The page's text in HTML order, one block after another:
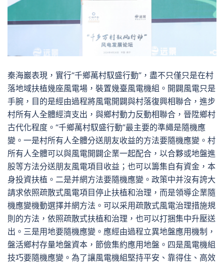
秦海巖表現，實行“千鄉萬村馭盛行動”，盡不只僅只是在村
落地域扶植幾座風電場，裝置幾臺風電機組。開闢風電只是
手腕，目的是經由過程將風電開闢與村落復興相聯合，進步
村所有人全體經濟支出，與鄉村動力反動相聯合，晉陞鄉村
古代化程度。“千鄉萬村馭盛行動”最主要的準繩是隨機應
變。一是村所有人全體分送朋友收益的方法要隨機應變。村
所有人全體可以與風電開闢企業一起配合，以合夥或地盤進
股等方法分送朋友風電項目收益；也可以籌集自有資金，本
身投資扶植。二是并網方法要隨機應變。政策中并沒有誇大
請求依照疏散式風電項目停止扶植和治理，而是領導企業隨
機應變機動選擇并網方法。可以采用疏散式風電治理措施規
則的方法，依照疏散式扶植和治理，也可以打捆集中升壓送
出。三是用地要隨機應變。應經由過程立異地盤應用機制，
盤活鄉村存量地盤資本，節儉集約應用地盤。四是風電機組
技巧要隨機應變。為了讓風電機組堅持平安、靠得住、高效